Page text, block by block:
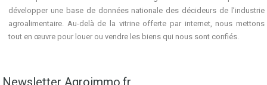
développer une base de données nationale des décideurs de l’industrie
agroalimentaire. Au-delà de la vitrine offerte par internet, nous mettons
tout en œuvre pour louer ou vendre les biens qui nous sont confiés.